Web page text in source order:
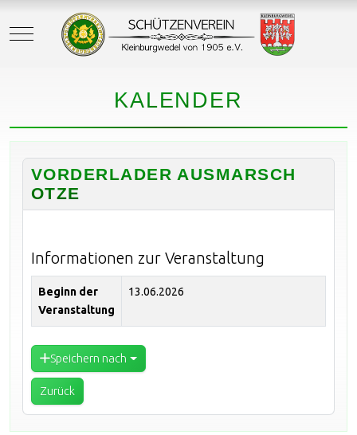
Mobile Menu Toggle
KALENDER
VORDERLADER AUSMARSCH
OTZE
Informationen zur Veranstaltung
Beginn der
Veranstaltung
13.06.2026
Speichern nach
Zurück